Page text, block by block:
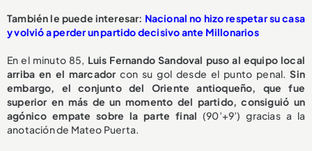
También le puede interesar: Nacional no hizo respetar su casa
y volvió a perder un partido decisivo ante Millonarios
En el minuto 85, Luis Fernando Sandoval puso al equipo local
arriba en el marcador con su gol desde el punto penal.Sin
embargo, el conjunto del Oriente antioqueño, que fue
superior en más de un momento del partido, consiguió un
agónico empate sobre la parte final (90’+9’) gracias a la
anotación de Mateo Puerta.